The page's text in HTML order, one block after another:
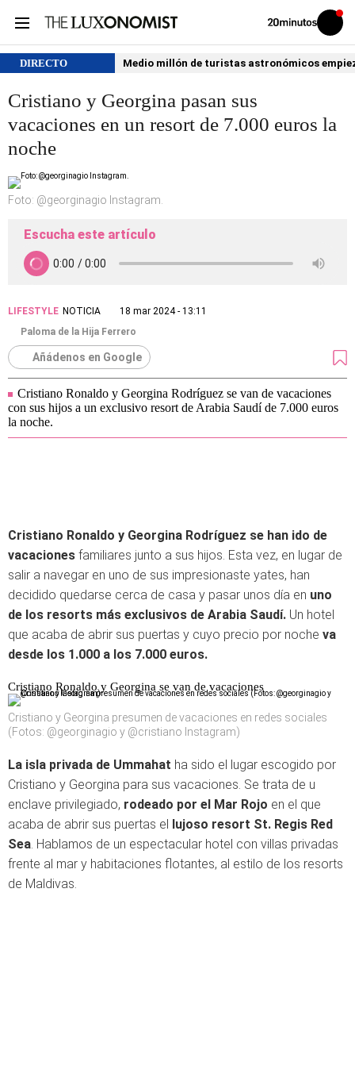
Volver
Iniciar
sesión
DIRECTO Medio millón de turistas astronómicos
Cristiano y Georgina pasan sus
vacaciones en un resort de 7.000 euros la
noche
Foto: @georginagio Instagram.
Escucha este artículo
LIFESTYLE NOTICIA
18 mar 2024 - 13:11
Paloma de la Hija Ferrero
Añádenos en Google
Cristiano Ronaldo y Georgina Rodríguez se van de vacaciones
con sus hijos a un exclusivo resort de Arabia Saudí de 7.000 euros
la noche.
Cristiano Ronaldo y Georgina Rodríguez se han ido de
vacaciones familiares junto a sus hijos. Esta vez, en lugar de
salir a navegar en uno de sus impresionaste yates, han
decidido quedarse cerca de casa y pasar unos día en uno
de los resorts más exclusivos de Arabia Saudí. Un hotel
que acaba de abrir sus puertas y cuyo precio por noche va
desde los 1.000 a los 7.000 euros.
Cristiano Ronaldo y Georgina se van de vacaciones
Cristiano y Georgina presumen de vacaciones en redes sociales
(Fotos: @georginagio y @cristiano Instagram)
La isla privada de Ummahat ha sido el lugar escogido por
Cristiano y Georgina para sus vacaciones. Se trata de u
enclave privilegiado, rodeado por el Mar Rojo en el que
acaba de abrir sus puertas el lujoso resort St. Regis Red
Sea. Hablamos de un espectacular hotel con villas privadas
frente al mar y habitaciones flotantes, al estilo de los resorts
de Maldivas.